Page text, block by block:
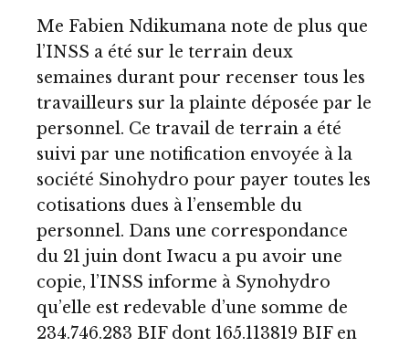
Me Fabien Ndikumana note de plus que
l’INSS a été sur le terrain deux
semaines durant pour recenser tous les
travailleurs sur la plainte déposée par le
personnel. Ce travail de terrain a été
suivi par une notification envoyée à la
société Sinohydro pour payer toutes les
cotisations dues à l’ensemble du
personnel. Dans une correspondance
du 21 juin dont Iwacu a pu avoir une
copie, l’INSS informe à Synohydro
qu’elle est redevable d’une somme de
234.746.283 BIF dont 165.113819 BIF en